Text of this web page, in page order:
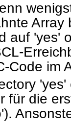
auf 'yes'
Code im
für die